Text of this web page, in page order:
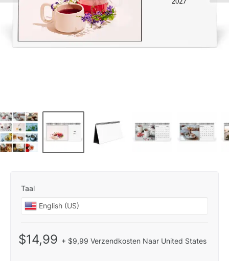
Taal
$14,99 + $9,99 Verzendkosten Naar United States